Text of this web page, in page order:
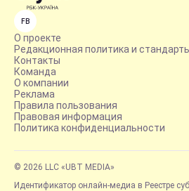
FB
О проекте
Редакционная политика и
Контакты
Команда
О компании
Реклама
Правила пользования
Правовая информация
Политика конфиденциальности
© 2026 LLC «UBT MEDIA»
Идентификатор онлайн-медиа в Реестре